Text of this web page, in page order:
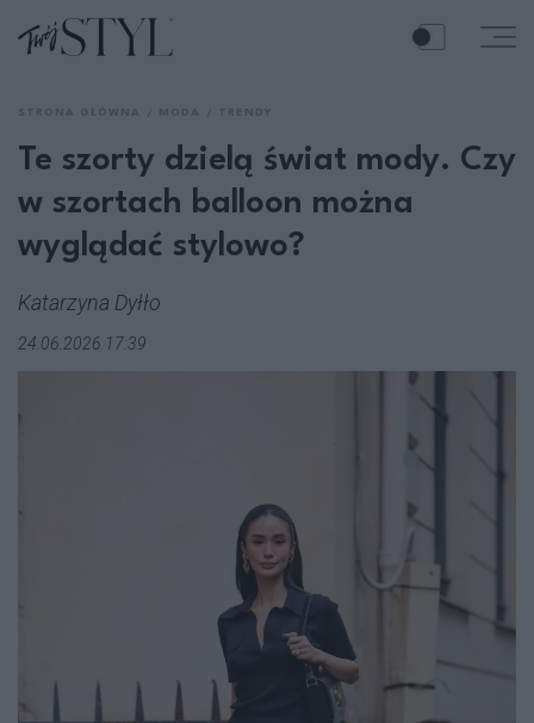
Te szorty dzielą świat mody. Czy
w szortach balloon można
wyglądać stylowo?
Katarzyna Dyłło
24.06.2026 17:39